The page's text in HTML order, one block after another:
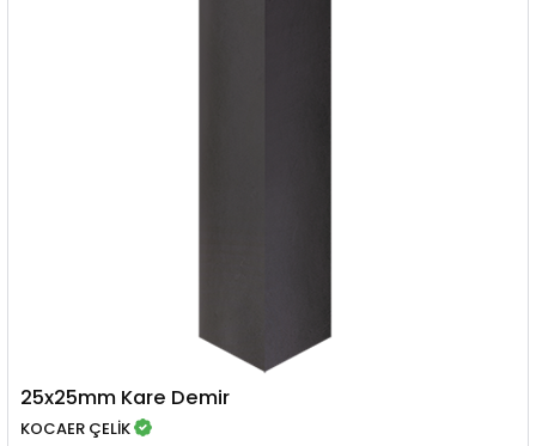
25x25mm Kare Demir
KOCAER ÇELİK